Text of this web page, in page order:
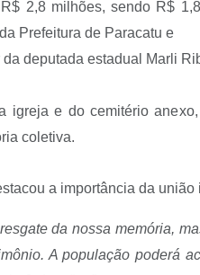
2,8 milhões, sendo R$
Prefeitura de Paracatu e
deputada estadual Marli
igreja e do cemitério
coletiva.
a importância da união
da nossa memória,
A população poderá